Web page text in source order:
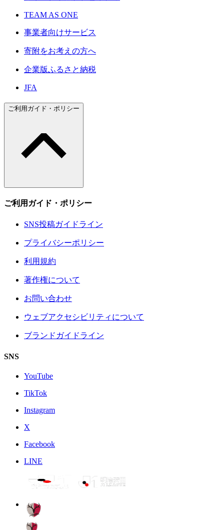
TEAM AS ONE
事業者向けサービス
寄附をお考えの方へ
企業版ふるさと納税
JFA
ご利用ガイド・ポリシー
ご利用ガイド・ポリシー
SNS投稿ガイドライン
プライバシーポリシー
利用規約
著作権について
お問い合わせ
ウェブアクセシビリティについて
ブランドガイドライン
SNS
YouTube
TikTok
Instagram
X
Facebook
LINE